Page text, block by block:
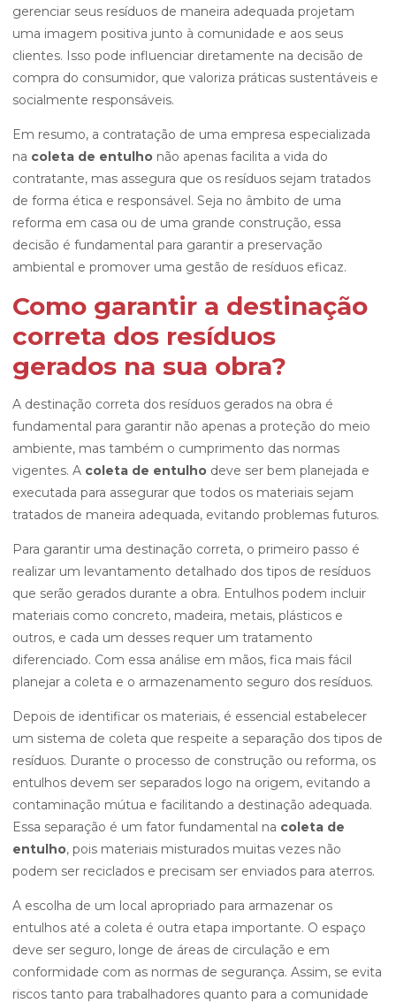
gerenciar seus resíduos de maneira adequada projetam
uma imagem positiva junto à comunidade e aos seus
clientes. Isso pode influenciar diretamente na decisão de
compra do consumidor, que valoriza práticas sustentáveis e
socialmente responsáveis.
Em resumo, a contratação de uma empresa especializada
na coleta de entulho não apenas facilita a vida do
contratante, mas assegura que os resíduos sejam tratados
de forma ética e responsável. Seja no âmbito de uma
reforma em casa ou de uma grande construção, essa
decisão é fundamental para garantir a preservação
ambiental e promover uma gestão de resíduos eficaz.
Como garantir a destinação
correta dos resíduos
gerados na sua obra?
A destinação correta dos resíduos gerados na obra é
fundamental para garantir não apenas a proteção do meio
ambiente, mas também o cumprimento das normas
vigentes. A coleta de entulho deve ser bem planejada e
executada para assegurar que todos os materiais sejam
tratados de maneira adequada, evitando problemas futuros.
Para garantir uma destinação correta, o primeiro passo é
realizar um levantamento detalhado dos tipos de resíduos
que serão gerados durante a obra. Entulhos podem incluir
materiais como concreto, madeira, metais, plásticos e
outros, e cada um desses requer um tratamento
diferenciado. Com essa análise em mãos, fica mais fácil
planejar a coleta e o armazenamento seguro dos resíduos.
Depois de identificar os materiais, é essencial estabelecer
um sistema de coleta que respeite a separação dos tipos de
resíduos. Durante o processo de construção ou reforma, os
entulhos devem ser separados logo na origem, evitando a
contaminação mútua e facilitando a destinação adequada.
Essa separação é um fator fundamental na coleta de
entulho, pois materiais misturados muitas vezes não
podem ser reciclados e precisam ser enviados para aterros.
A escolha de um local apropriado para armazenar os
entulhos até a coleta é outra etapa importante. O espaço
deve ser seguro, longe de áreas de circulação e em
conformidade com as normas de segurança. Assim, se evita
riscos tanto para trabalhadores quanto para a comunidade